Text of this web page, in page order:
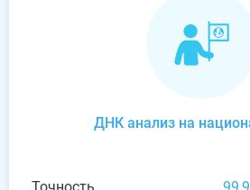
ДНК анализ на